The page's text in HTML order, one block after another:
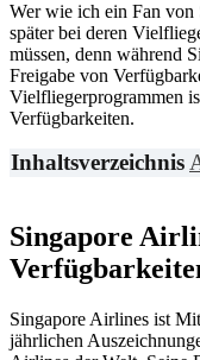
Wer wie ich ein Fan
später bei deren
müssen, denn während
Freigabe von
Vielfliegerprogrammen
Verfügbarkeiten.
Inhaltsverzeichnis
Singapore
Singapore Airlines ist
jährlichen